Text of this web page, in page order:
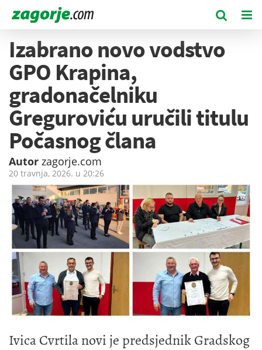
Izabrano novo vodstvo
GPO Krapina,
gradonačelniku
Greguroviću uručili titulu
Počasnog člana
Autor zagorje.com
20 travnja, 2026. u 20:26
Ivica Cvrtila novi je predsjednik Gradskog